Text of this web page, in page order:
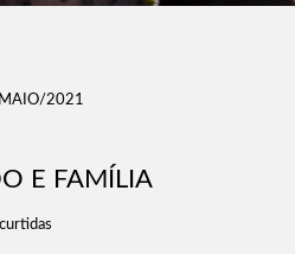
2021
E FAMÍLIA
curtidas